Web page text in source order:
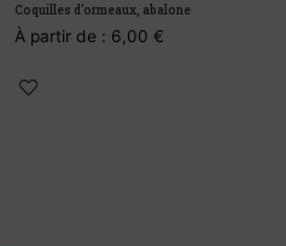
Coquilles d’ormeaux, abalone
À partir de :6,00€